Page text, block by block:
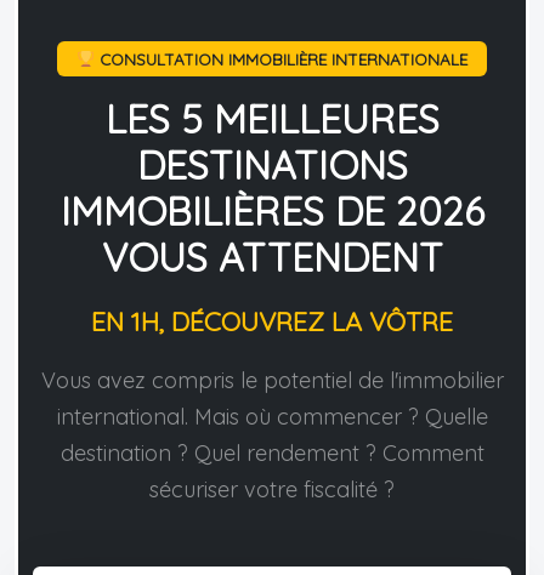
CONSULTATION IMMOBILIÈRE INTERNATIONALE
LES 5 MEILLEURES
DESTINATIONS
IMMOBILIÈRES DE 2026
VOUS ATTENDENT
EN 1H, DÉCOUVREZ LA VÔTRE
Vous avez compris le potentiel de l'immobilier
international. Mais où commencer ? Quelle
destination ? Quel rendement ? Comment
sécuriser votre fiscalité ?